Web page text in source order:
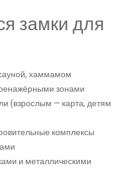
замки для
хаммамом
зонами
(взрослым — карта, детям
комплексы
и металлическими